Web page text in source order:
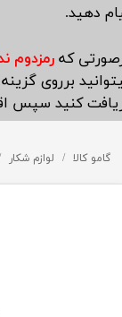
دهید.
که رمزدوم
برروی گزینه
کنید سپس
گامو کالا لوازم شکار